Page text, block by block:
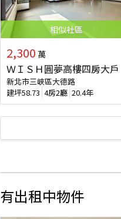
相似社區
2,300 萬
ＷＩＳＨ圓夢高樓四房大戶
新北市三峽區大德路
建坪58.73 4房2廳 20.4年
有出租中物件